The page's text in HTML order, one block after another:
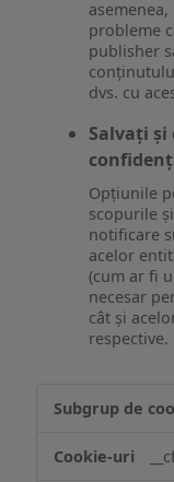
probleme
publisher
dvs. cu
Salvați
Opțiunile
scopurile
notificare
acelor
(cum ar fi
necesar
cât și
respective.
Asigurarea
funcționalităților
website-
ului